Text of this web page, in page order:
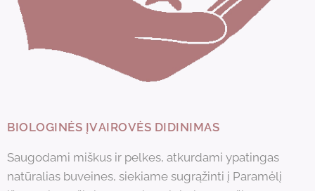
BIOLOGINĖS ĮVAIROVĖS DIDINIMAS
Saugodami miškus ir pelkes, atkurdami ypatingas
natūralias buveines, siekiame sugrąžinti į Paramėlį